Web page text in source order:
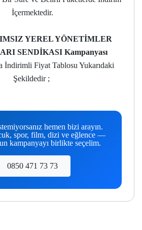
İçermektedir.
YEREL YÖNETİMLER
SENDİKASI Kampanyası
İndirimli Fiyat Tablosu Yukarıdaki
Şekildedir ;
hemen bizi arayın.
spor, film, dizi ve eğlence —
kampanyayı birlikte seçelim.
0850 471 73 73